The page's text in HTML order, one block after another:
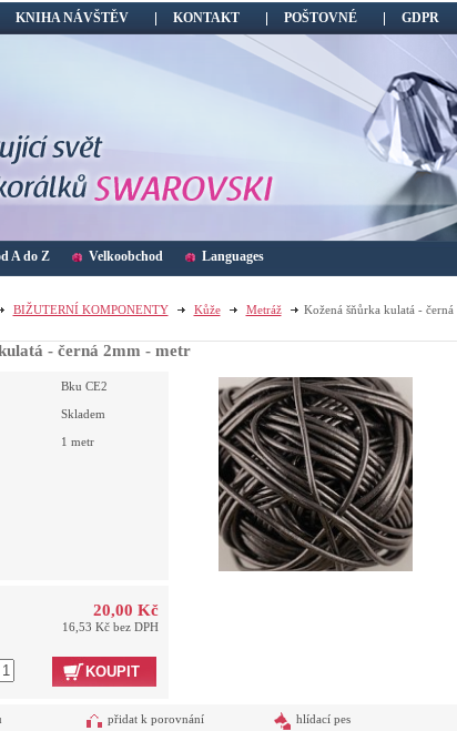
KNIHA NÁVŠTĚV KONTAKT POŠTOVNÉ GDPR
A do Z Velkoobchod Languages
BIŽUTERNÍ KOMPONENTY Kůže Metráž
Kožená šňůrka kulatá - černá
- černá 2mm - metr
Bku CE2
Skladem
1 metr
20,00 Kč
16,53 Kč bez DPH
KOUPIT
přidat k porovnání hlídací pes